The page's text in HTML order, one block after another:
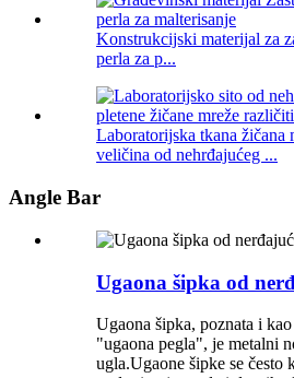
Konstrukcijski materijal za
perla za p...
Laboratorijska tkana žičana
veličina od nehrđajućeg ...
Angle Bar
Ugaona šipka od
Ugaona šipka, poznata i
"ugaona pegla", je metalni
ugla.Ugaone šipke se često